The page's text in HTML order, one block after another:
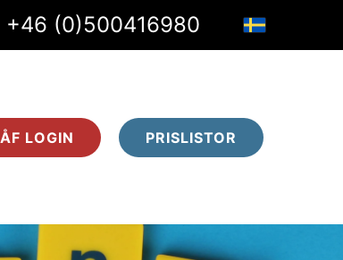
ÅF LOGIN PRISLISTOR
+46 (0)500416980